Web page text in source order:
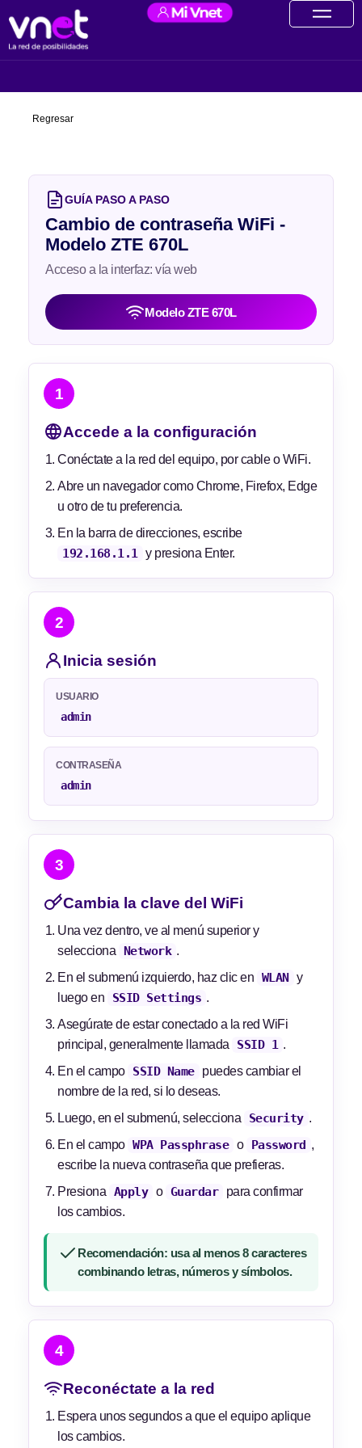
Regresar
GUÍA PASO A PASO
Cambio de contraseña WiFi -
Modelo ZTE 670L
Acceso a la interfaz: vía web
Modelo ZTE 670L
1
Accede a la configuración
Conéctate a la red del equipo, por cable o WiFi.
Abre un navegador como Chrome, Firefox, Edge
u otro de tu preferencia.
En la barra de direcciones, escribe
192.168.1.1 y presiona Enter.
2
Inicia sesión
USUARIO
admin
CONTRASEÑA
admin
3
Cambia la clave del WiFi
Una vez dentro, ve al menú superior y
selecciona Network .
En el submenú izquierdo, haz clic en WLAN y
luego en
SSID Settings .
Asegúrate de estar conectado a la red WiFi
principal, generalmente llamada
SSID 1 .
En el campo SSID Name
puedes cambiar el
nombre de la red, si lo deseas.
Luego, en el submenú, selecciona
Security .
En el campo WPA Passphrase o Password ,
escribe la nueva contraseña que prefieras.
Presiona Apply o Guardar
para confirmar
los cambios.
Recomendación: usa al menos 8 caracteres
combinando letras, números y símbolos.
4
Reconéctate a la red
Espera unos segundos a que el equipo aplique
los cambios.